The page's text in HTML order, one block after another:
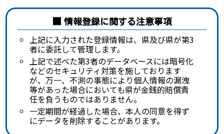
情報登録に関する注意事項
上記に入力された登録情報は、県及び県が第3
者に委託して管理します。
上記で述べた第3者のデータベースには暗号化
などのセキュリティ対策を施しております
が、万一、不測の事態により個人情報の漏洩
等があった場合においても県が金銭的賠償責
任を負うものではありません。
一定期間が経過した場合、本人の同意を得ず
にデータを削除することがあります。